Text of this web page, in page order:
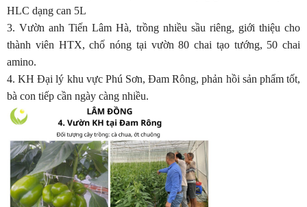
HLC dạng can 5L
3. Vườn anh Tiến Lâm Hà, trồng nhiều sầu riêng, giới thiệu cho
thành viên HTX, chố nóng tại vườn 80 chai tạo tướng, 50 chai
amino.
4. KH Đại lý khu vực Phú Sơn, Đam Rông, phản hồi sản phẩm tốt,
bà con tiếp cần ngày càng nhiều.